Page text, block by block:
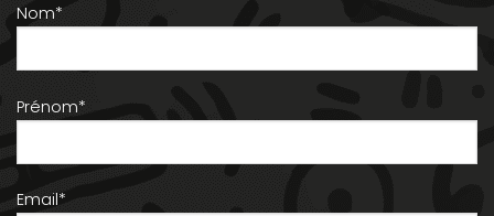
Nom*
Prénom*
Email*